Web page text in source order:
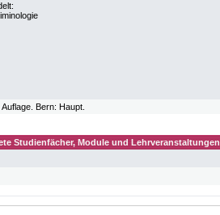
Bern: Haupt.
Studienfächer, Module und Lehrveranstaltungen